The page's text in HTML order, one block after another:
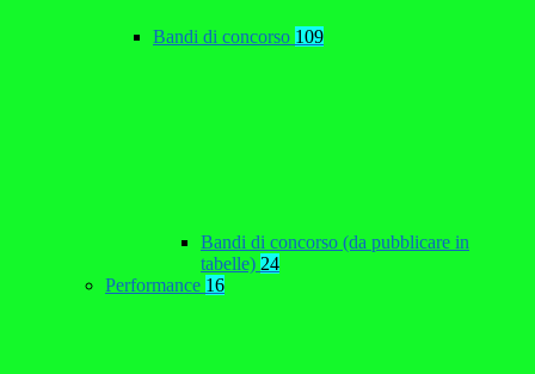
Bandi di concorso 109
Bandi di concorso (da pubblicare in
tabelle) 24
Performance 16